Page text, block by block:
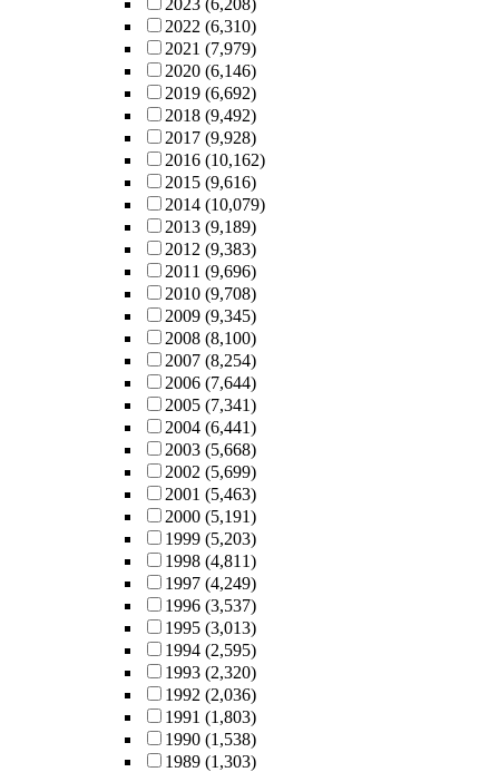
2023 (6,208)
2022 (6,310)
2021 (7,979)
2020 (6,146)
2019 (6,692)
2018 (9,492)
2017 (9,928)
2016 (10,162)
2015 (9,616)
2014 (10,079)
2013 (9,189)
2012 (9,383)
2011 (9,696)
2010 (9,708)
2009 (9,345)
2008 (8,100)
2007 (8,254)
2006 (7,644)
2005 (7,341)
2004 (6,441)
2003 (5,668)
2002 (5,699)
2001 (5,463)
2000 (5,191)
1999 (5,203)
1998 (4,811)
1997 (4,249)
1996 (3,537)
1995 (3,013)
1994 (2,595)
1993 (2,320)
1992 (2,036)
1991 (1,803)
1990 (1,538)
1989 (1,303)